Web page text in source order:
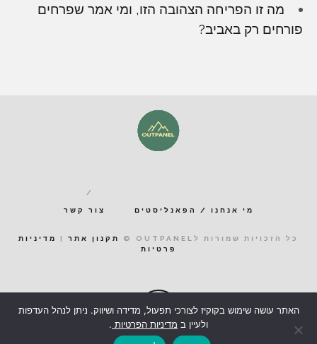
מה זו הפריחה הצהובה הזו, ומי אמר שפרחים
פורחים רק באביב?
מי אנחנו / הפאנליסטים צור קשר
כל הזכויות שמורות לOUTPANEL © תקנון אתר |
מדיניות
פרטיות
האתר עושה שימוש בקוקיז לצורכי תפעול, מדידה ושיווק. ניתן לנהל העדפות
ולעיין ב מדיניות הפרטיות .